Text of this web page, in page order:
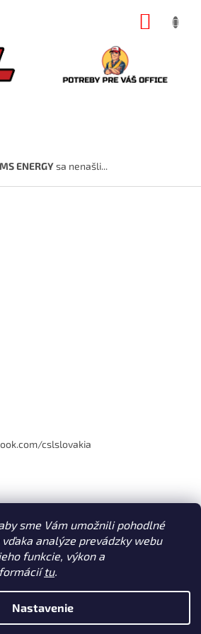
sme Vám umožnili pohodlné
analýze prevádzky webu
funkcie, výkon a
tu.
Nastavenie
MS ENERGYsa nenašli...
cslslovakia